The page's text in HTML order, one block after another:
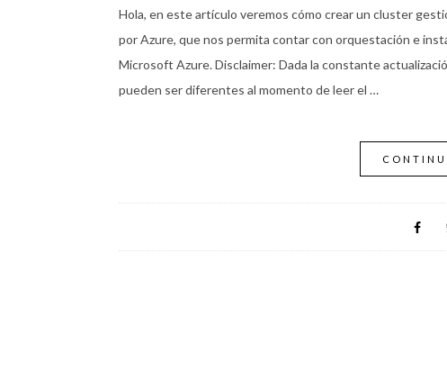
Hola, en este artículo veremos cómo crear un cluster
por Azure, que nos permita contar con orquestación e
Microsoft Azure. Disclaimer: Dada la constante
pueden ser diferentes al momento de leer el …